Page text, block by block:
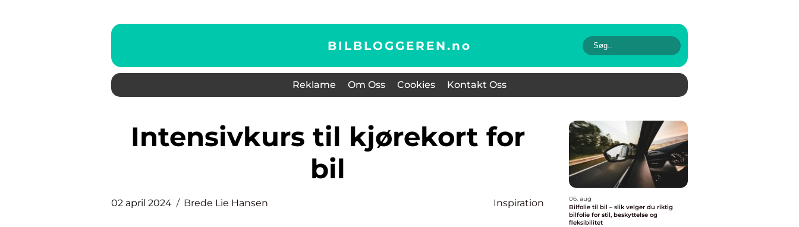
BILBLOGGEREN.no
Reklame Om Oss Cookies Kontakt Oss
Intensivkurs til kjørekort for
bil
02 april 2024 Brede Lie Hansen Inspiration
06. aug
Bilfolie til bil – slik velger du riktig
bilfolie for stil, beskyttelse og
fleksibilitet